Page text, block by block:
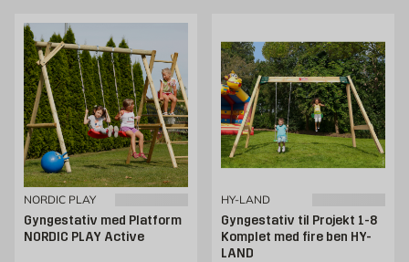
NORDIC PLAY
Gyngestativ med Platform
NORDIC PLAY Active
HY-LAND
Gyngestativ til Projekt 1-8
Komplet med fire ben HY-
LAND